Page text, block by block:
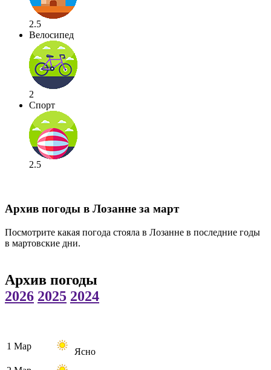
2.5
Велосипед
2
Спорт
2.5
Архив погоды в Лозанне за март
Посмотрите какая погода стояла в Лозанне в последние годы
в мартовские дни.
Архив погоды
2026 2025 2024
1 Мар
Ясно